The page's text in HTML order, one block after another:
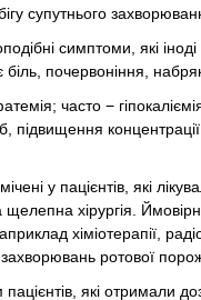
супутнього
симптоми, які
почервоніння,
часто −
концентрації
у пацієнтів, які
хірургія.
хіміотерапії,
захворювань ротової
які отримали